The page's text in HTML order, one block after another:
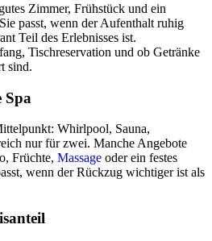
Zimmer, Frühstück und ein
passt, wenn der Aufenthalt ruhig
Teil des Erlebnisses ist.
Tischreservation und ob Getränke
sind.
Spa
Whirlpool, Sauna,
nur für zwei. Manche Angebote
Früchte, Massage oder ein festes
wenn der Rückzug wichtiger ist als